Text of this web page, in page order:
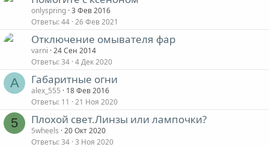
onlyspring 3 Фев 2016
Ответы 44 26 Фев 2021
Отключение омывателя фар
varni 24 Сен 2014
Ответы 34 4 Дек 2020
A Габаритные огни
alex_555
18 Фев 2016
Ответы 11 21 Ноя 2020
5 Плохой свет.Линзы или лампочки?
5wheels 20 Окт 2020
Ответы 34 3 Ноя 2020